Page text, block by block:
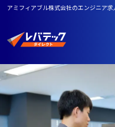
アミフィアブル株式会社のエンジニア